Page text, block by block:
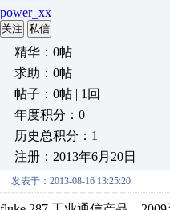
power_xx
关注 私信
精华：0帖
求助：0帖
帖子：0帖 | 1回
年度积分：0
历史总积分：1
注册：2013年6月20日
发表于：2013-08-16 13:25:20